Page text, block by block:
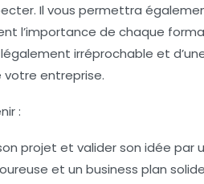
Il vous permettra
l’importance de chaque
irréprochable et
entreprise.
:
projet et valider son idée par
et un business plan